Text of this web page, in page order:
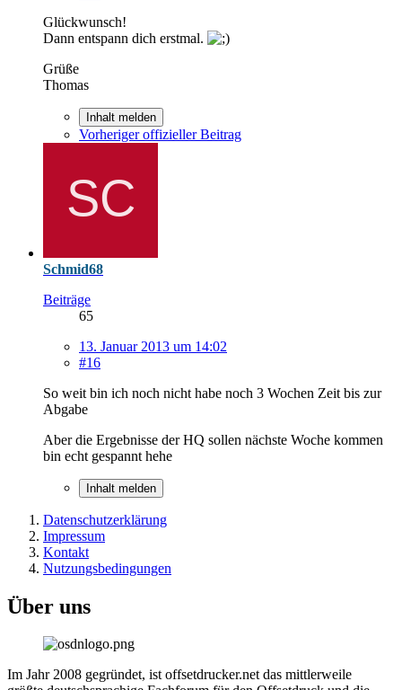
Glückwunsch!
Dann entspann dich erstmal.
Grüße
Thomas
Inhalt melden
Vorheriger offizieller Beitrag
Schmid68
Beiträge
65
13. Januar 2013 um 14:02
#16
So weit bin ich noch nicht habe noch 3 Wochen Zeit bis zur
Abgabe
Aber die Ergebnisse der HQ sollen nächste Woche kommen
bin echt gespannt hehe
Inhalt melden
Datenschutzerklärung
Impressum
Kontakt
Nutzungsbedingungen
Über uns
Im Jahr 2008 gegründet, ist offsetdrucker.net das mittlerweile